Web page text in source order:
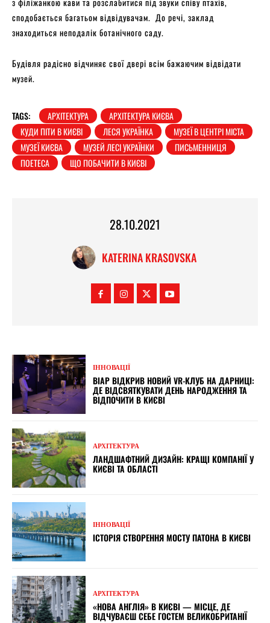
сподобається багатьом відвідувачам. До речі, заклад
знаходиться неподалік ботанічного саду.
Будівля радісно відчиняє свої двері всім бажаючим відвідати
музей.
TAGS: АРХІТЕКТУРА
АРХІТЕКТУРА КИЄВА
КУДИ ПІТИ В КИЄВІ
ЛЕСЯ УКРАЇНКА
МУЗЕЇ В ЦЕНТРІ МІСТА
МУЗЕЇ КИЄВА
МУЗЕЙ ЛЕСІ УКРАЇНКИ
ПИСЬМЕННИЦЯ
ПОЕТЕСА
ЩО ПОБАЧИТИ В КИЄВІ
28.10.2021
KATERINA KRASOVSKA
ІННОВАЦІЇ
ВІАР ВІДКРИВ НОВИЙ VR-КЛУБ НА ДАРНИЦІ:
ДЕ ВІДСВЯТКУВАТИ ДЕНЬ НАРОДЖЕННЯ ТА
ВІДПОЧИТИ В КИЄВІ
АРХІТЕКТУРА
ЛАНДШАФТНИЙ ДИЗАЙН: КРАЩІ КОМПАНІЇ У
КИЄВІ ТА ОБЛАСТІ
ІННОВАЦІЇ
ІСТОРІЯ СТВОРЕННЯ МОСТУ ПАТОНА В КИЄВІ
АРХІТЕКТУРА
«НОВА АНГЛІЯ» В КИЄВІ — МІСЦЕ, ДЕ
ВІДЧУВАЄШ СЕБЕ ГОСТЕМ ВЕЛИКОБРИТАНІЇ